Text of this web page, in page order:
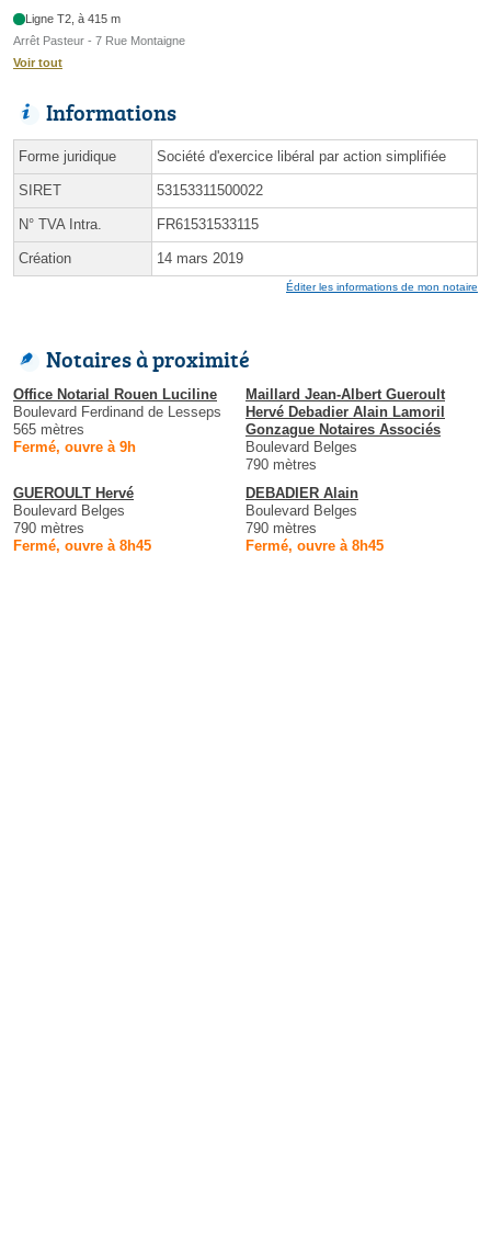
Ligne T2, à 415 m
Arrêt Pasteur - 7 Rue Montaigne
Voir tout
Informations
Forme juridique Société d'exercice libéral par action simplifiée
SIRET 53153311500022
N° TVA Intra. FR61531533115
Création 14 mars 2019
Éditer les informations de mon notaire
Notaires à proximité
Office Notarial Rouen Luciline
Boulevard Ferdinand de Lesseps
565 mètres
Fermé, ouvre à 9h
Maillard Jean-Albert Gueroult
Hervé Debadier Alain Lamoril
Gonzague Notaires Associés
Boulevard Belges
790 mètres
GUEROULT Hervé
Boulevard Belges
790 mètres
Fermé, ouvre à 8h45
DEBADIER Alain
Boulevard Belges
790 mètres
Fermé, ouvre à 8h45